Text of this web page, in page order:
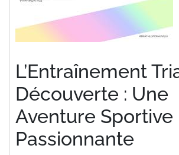
L’Entraînement
Découverte : Une
Aventure Sportive
Passionnante